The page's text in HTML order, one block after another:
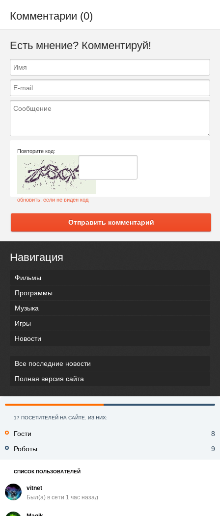
Комментарии (0)
Есть мнение? Комментируй!
Повторите код:
обновить, если не виден код
Отправить комментарий
Навигация
Фильмы
Программы
Музыка
Игры
Новости
Все последние новости
Полная версия сайта
17 ПОСЕТИТЕЛЕЙ НА САЙТЕ. ИЗ НИХ:
Гости
8
Роботы
9
СПИСОК ПОЛЬЗОВАТЕЛЕЙ
vitnet
Был(a) в сети 1 час назад